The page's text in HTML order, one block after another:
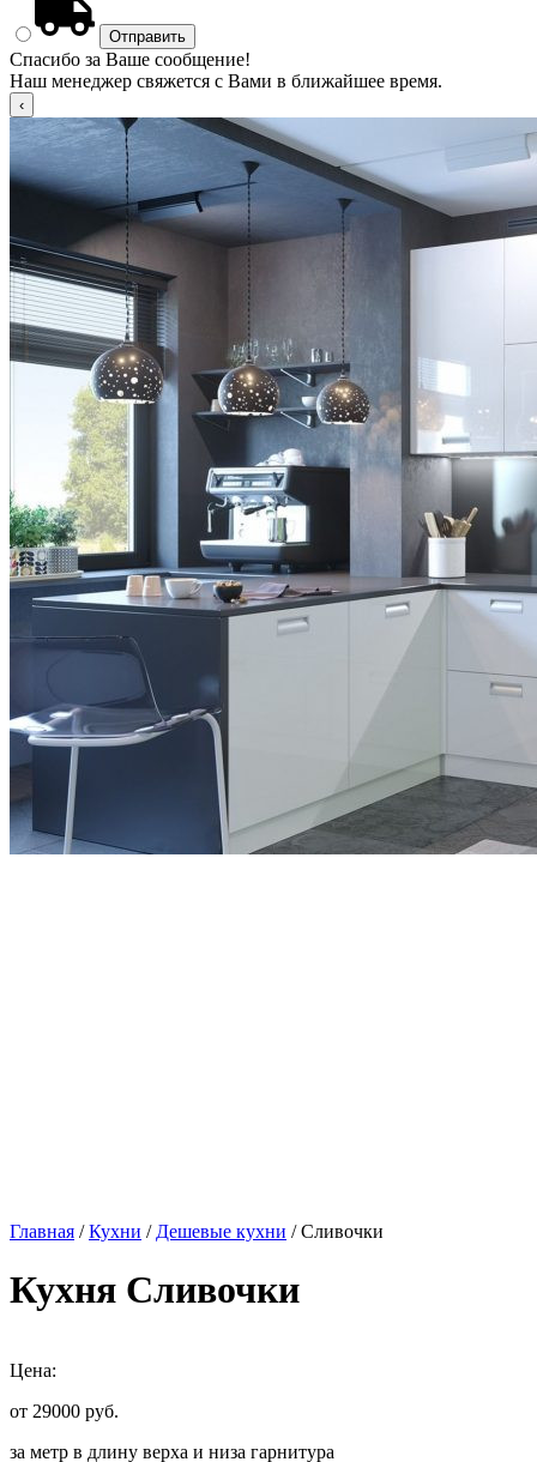
Спасибо за Ваше сообщение!
Наш менеджер свяжется с Вами в ближайшее время.
Главная /Кухни / Дешевые кухни / Сливочки
Кухня Сливочки
Цена:
от 29000 руб.
за метр в длину верха и низа гарнитура